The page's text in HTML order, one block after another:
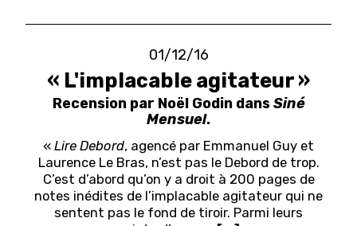
01/12/16
« L'implacable agitateur »
Recension par Noël Godin dans Siné
Mensuel.
« Lire Debord, agencé par Emmanuel Guy et
Laurence Le Bras, n’est pas le Debord de trop.
C’est d’abord qu’on y a droit à 200 pages de
notes inédites de l’implacable agitateur qui ne
sentent pas le fond de tiroir. Parmi leurs